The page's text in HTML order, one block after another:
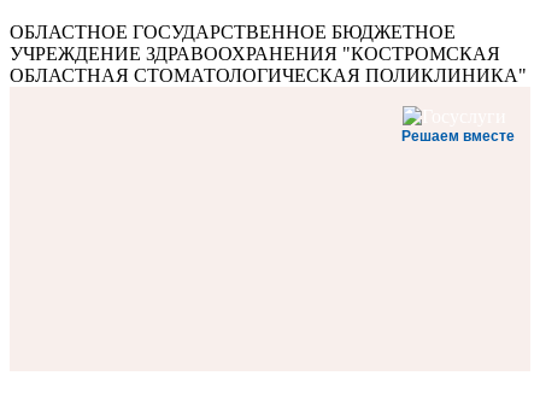
ОБЛАСТНОЕ ГОСУДАРСТВЕННОЕ БЮДЖЕТНОЕ
УЧРЕЖДЕНИЕ ЗДРАВООХРАНЕНИЯ "КОСТРОМСКАЯ
ОБЛАСТНАЯ СТОМАТОЛОГИЧЕСКАЯ ПОЛИКЛИНИКА"
Решаем вместе